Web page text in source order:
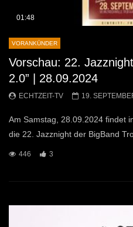
01:48
VORANKÜNDER
Vorschau: 22.
2.0” | 28.09.2024
ECHTZEIT-TV 19.
Am Samstag, 28.09.2024 findet
die 22. Jazznight der BigBand
446 3